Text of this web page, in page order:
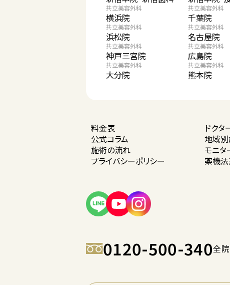
共立美容外科
横浜院
共立美容外科
千葉院
共立美容外科
浜松院
共立美容外科
名古屋院
共立美容外科
神戸三宮院
共立美容外科
広島院
共立美容外科
大分院
共立美容外科
熊本院
料金表 ドクタ
公式コラム
地域
施術の流れ
モニタ
プライバシーポリシー 薬機
0120-500-340全